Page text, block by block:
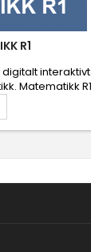
R1
digitalt interaktivt
Matematikk R1
filmer, 3D-
oppgaver.